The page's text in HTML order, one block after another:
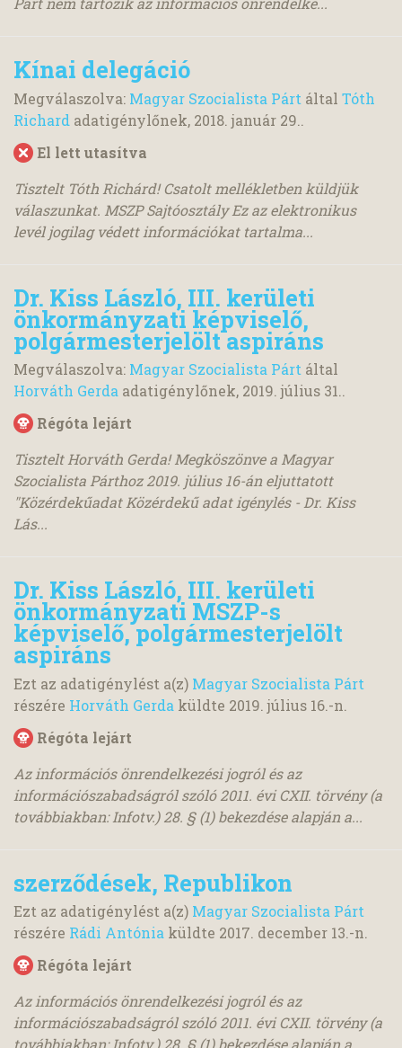
Kínai delegáció
Megválaszolva: Magyar Szocialista Párt által Tóth
Richard adatigénylőnek, 2018. január 29..
El lett utasítva
Tisztelt Tóth Richárd! Csatolt mellékletben küldjük
válaszunkat. MSZP Sajtóosztály Ez az elektronikus
levél jogilag védett információkat tartalma...
Dr. Kiss László, III. kerületi
önkormányzati képviselő,
polgármesterjelölt aspiráns
Megválaszolva: Magyar Szocialista Párt által
Horváth Gerda adatigénylőnek, 2019. július 31..
Régóta lejárt
Tisztelt Horváth Gerda! Megköszönve a Magyar
Szocialista Párthoz 2019. július 16-án eljuttatott
"Közérdekűadat Közérdekű adat igénylés - Dr. Kiss
Lás...
Dr. Kiss László, III. kerületi
önkormányzati MSZP-s
képviselő, polgármesterjelölt
aspiráns
Ezt az adatigénylést a(z) Magyar Szocialista Párt
részére Horváth Gerda küldte 2019. július 16.-n.
Régóta lejárt
Az információs önrendelkezési jogról és az
információszabadságról szóló 2011. évi CXII. törvény (a
továbbiakban: Infotv.) 28. § (1) bekezdése alapján a...
szerződések, Republikon
Ezt az adatigénylést a(z) Magyar Szocialista Párt
részére Rádi Antónia küldte 2017. december 13.-n.
Régóta lejárt
Az információs önrendelkezési jogról és az
információszabadságról szóló 2011. évi CXII. törvény (a
továbbiakban: Infotv.) 28. § (1) bekezdése alapján a...